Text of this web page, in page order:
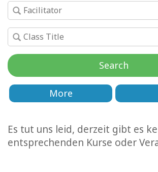
Search
More
Es tut uns leid, derzeit gibt es
entsprechenden Kurse oder